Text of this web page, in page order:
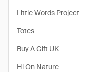
Little Words Project
Totes
Buy A Gift UK
Hi On Nature